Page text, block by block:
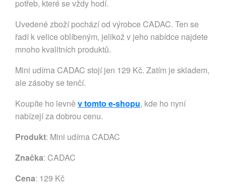
potřeb, které se vždy hodí.
Uvedené zboží pochází od výrobce CADAC. Ten se
řadí k velice oblíbeným, jelikož v jeho nabídce najdete
mnoho kvalitních produktů.
Mini udírna CADAC stojí jen 129 Kč. Zatím je skladem,
ale zásoby se tenčí.
Koupíte ho levně v tomto e-shopu, kde ho nyní
nabízejí za dobrou cenu.
Produkt: Mini udírna CADAC
Značka: CADAC
Cena: 129 Kč